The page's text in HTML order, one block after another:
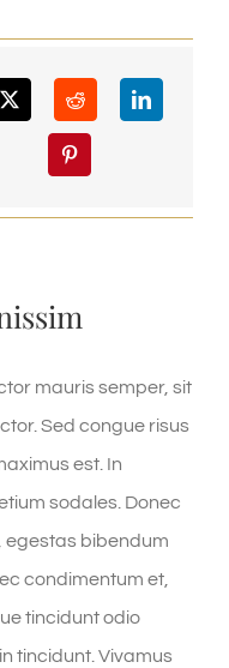
mauris semper, sit
Sed congue risus
est. In
sodales. Donec
egestas bibendum
condimentum et,
tincidunt odio
tincidunt. Vivamus